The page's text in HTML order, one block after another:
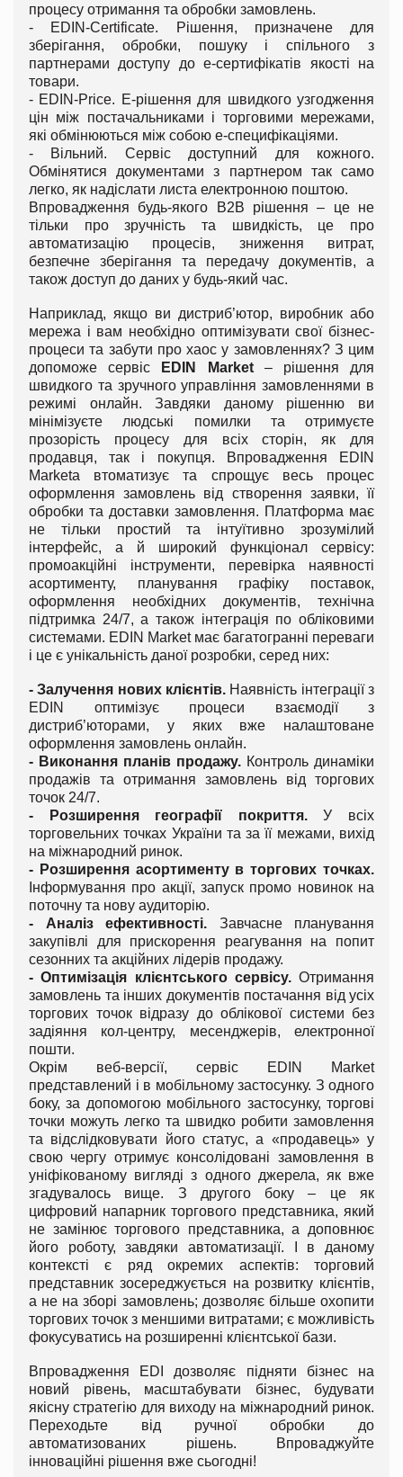
процесу отримання та обробки замовлень.
- EDIN-Certificate. Рішення, призначене для
зберігання, обробки, пошуку і спільного з
партнерами доступу до е-сертифікатів якості на
товари.
- EDIN-Price. Е-рішення для швидкого узгодження
цін між постачальниками і торговими мережами,
які обмінюються між собою е-специфікаціями.
- Вільний. Сервіс доступний для кожного.
Обмінятися документами з партнером так само
легко, як надіслати листа електронною поштою.
Впровадження будь-якого B2B рішення – це не
тільки про зручність та швидкість, це про
автоматизацію процесів, зниження витрат,
безпечне зберігання та передачу документів, а
також доступ до даних у будь-який час.
Наприклад, якщо ви дистриб’ютор, виробник або
мережа і вам необхідно оптимізувати свої бізнес-
процеси та забути про хаос у замовленнях? З цим
допоможе сервіс
EDIN Market– рішення для
швидкого та зручного управління замовленнями в
режимі онлайн. Завдяки даному рішенню ви
мінімізуєте людські помилки та отримуєте
прозорість процесу для всіх сторін, як для
продавця, так і покупця. Впровадження EDIN
Marketа втоматизує та спрощує весь процес
оформлення замовлень від створення заявки, її
обробки та доставки замовлення. Платформа має
не тільки простий та інтуїтивно зрозумілий
інтерфейс, а й широкий функціонал сервісу:
промоакційні інструменти, перевірка наявності
асортименту, планування графіку поставок,
оформлення необхідних документів, технічна
підтримка 24/7, а також інтеграція по обліковими
системами. EDIN Market має багатогранні переваги
і це є унікальність даної розробки, серед них:
- Залучення нових клієнтів. Наявність інтеграції з
EDIN оптимізує процеси взаємодії з
дистриб’юторами, у яких вже налаштоване
оформлення замовлень онлайн.
- Виконання планів продажу. Контроль динаміки
продажів та отримання замовлень від торгових
точок 24/7.
- Розширення географії покриття.У всіх
торговельних точках України та за її межами, вихід
на міжнародний ринок.
- Розширення асортименту в торгових точках.
Інформування про акції, запуск промо новинок на
поточну та нову аудиторію.
- Аналіз ефективності. Завчасне планування
закупівлі для прискорення реагування на попит
сезонних та акційних лідерів продажу.
- Оптимізація клієнтського сервісу.Отримання
замовлень та інших документів постачання від усіх
торгових точок відразу до облікової системи без
задіяння кол-центру, месенджерів, електронної
пошти.
Окрім веб-версії, сервіс EDIN Market
представлений і в мобільному застосунку. З одного
боку, за допомогою мобільного застосунку, торгові
точки можуть легко та швидко робити замовлення
та відслідковувати його статус, а «продавець» у
свою чергу отримує консолідовані замовлення в
уніфікованому вигляді з одного джерела, як вже
згадувалось вище. З другого боку – це як
цифровий напарник торгового представника, який
не замінює торгового представника, а доповнює
його роботу, завдяки автоматизації. І в даному
контексті є ряд окремих аспектів: торговий
представник зосереджується на розвитку клієнтів,
а не на зборі замовлень; дозволяє більше охопити
торгових точок з меншими витратами; є можливість
фокусуватись на розширенні клієнтської бази.
Впровадження EDI дозволяє підняти бізнес на
новий рівень, масштабувати бізнес, будувати
якісну стратегію для виходу на міжнародний ринок.
Переходьте від ручної обробки до
автоматизованих рішень. Впроваджуйте
інноваційні рішення вже сьогодні!